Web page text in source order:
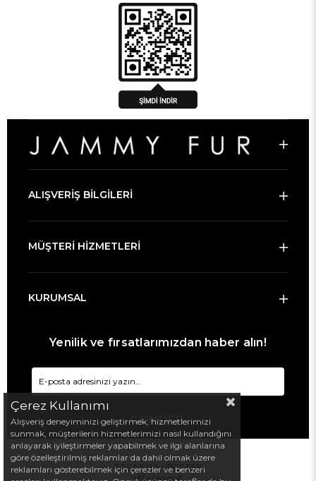
ALIŞVERİŞ BİLGİLERİ
MÜŞTERİ HİZMETLERİ
KURUMSAL
Yenilik ve fırsatlarımızdan haber alın!
GÖNDER
TASARIM :DESTEK
Çerez Kullanımı
Alışveriş deneyiminizi geliştirmek, hizmetlerimizi
sunmak, müşterilerin hizmetlerimizi nasıl kullandığını
anlayarak iyileştirmeler yapabilmek ve ilgi alanlarına
göre özelleştirilmiş reklamlar da dahil olmak üzere
reklamları gösterebilmek için çerezler ve benzeri